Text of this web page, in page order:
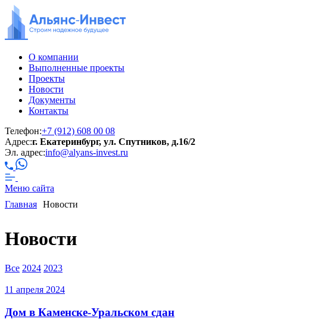
О компании
Выполненные проекты
Проекты
Новости
Документы
Контакты
Телефон:+7 (912) 608 00 08
Адрес:г. Екатеринбург, ул. Спутников, д.16/2
Эл. адрес:info@alyans-invest.ru
Меню сайта
Главная Новости
Новости
Все 2024 2023
11 апреля 2024
Дом в Каменске-Уральском сдан